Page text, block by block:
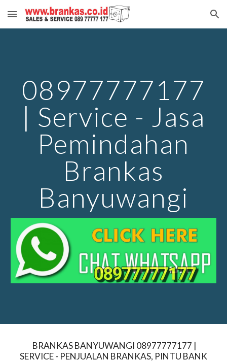
Skip to main content Skip to navigation
08977777177
| Service - Jasa
Pemindahan
Brankas
Banyuwangi
BRANKAS BANYUWANGI 08977777177 |
SERVICE - PENJUALAN BRANKAS, PINTU BANK